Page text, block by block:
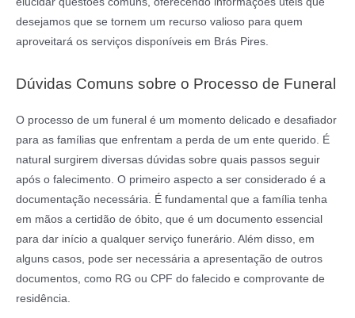
desejamos que se tornem um recurso valioso para quem
aproveitará os serviços disponíveis em Brás Pires.
Dúvidas Comuns sobre o Processo de Funeral
O processo de um funeral é um momento delicado e desafiador
para as famílias que enfrentam a perda de um ente querido. É
natural surgirem diversas dúvidas sobre quais passos seguir
após o falecimento. O primeiro aspecto a ser considerado é a
documentação necessária. É fundamental que a família tenha
em mãos a certidão de óbito, que é um documento essencial
para dar início a qualquer serviço funerário. Além disso, em
alguns casos, pode ser necessária a apresentação de outros
documentos, como RG ou CPF do falecido e comprovante de
residência.